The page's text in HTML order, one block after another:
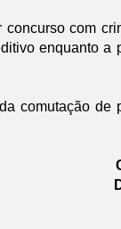
com
enquanto
comutação de